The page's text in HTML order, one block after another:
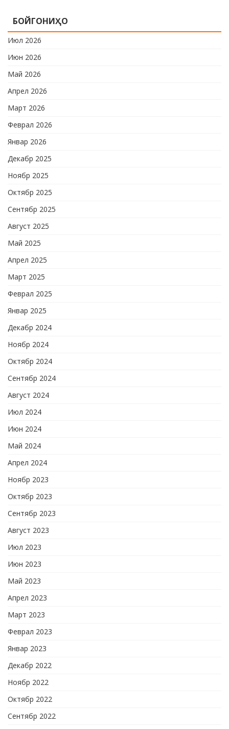
ҷаҳонии футбол бо иштироки 10
БОЙГОНИҲО
Июл 2026
Июн 2026
Май 2026
Апрел 2026
Март 2026
Феврал 2026
Январ 2026
Декабр 2025
Ноябр 2025
Октябр 2025
Сентябр 2025
Август 2025
Май 2025
Апрел 2025
Март 2025
Феврал 2025
Январ 2025
Декабр 2024
Ноябр 2024
Октябр 2024
Сентябр 2024
Август 2024
Июл 2024
Июн 2024
Май 2024
Апрел 2024
Ноябр 2023
Октябр 2023
Сентябр 2023
Август 2023
Июл 2023
Июн 2023
Май 2023
Апрел 2023
Март 2023
Феврал 2023
Январ 2023
Декабр 2022
Ноябр 2022
Октябр 2022
Сентябр 2022